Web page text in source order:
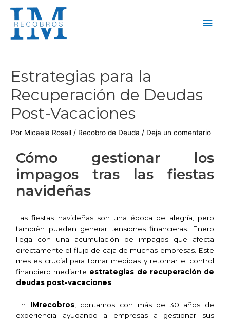
Estrategias para la
Recuperación de Deudas
Post-Vacaciones
Por Micaela Rosell / Recobro de Deuda / Deja un comentario
Cómo gestionar los
impagos tras las fiestas
navideñas
Las fiestas navideñas son una época de alegría, pero
también pueden generar tensiones financieras. Enero
llega con una acumulación de impagos que afecta
directamente el flujo de caja de muchas empresas. Este
mes es crucial para tomar medidas y retomar el control
financiero mediante estrategias de recuperación de
deudas post-vacaciones
En IMrecobros, contamos con más de 30 años de
experiencia ayudando a empresas a gestionar sus